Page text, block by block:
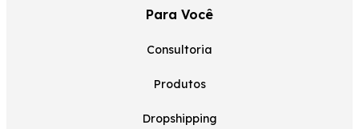
Para Você
Consultoria
Produtos
Dropshipping